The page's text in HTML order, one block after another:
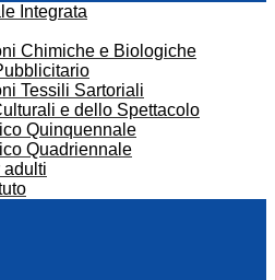
Integrata
Chimiche e Biologiche
Tessili Sartoriali
e dello Spettacolo
Quinquennale
Quadriennale
adulti